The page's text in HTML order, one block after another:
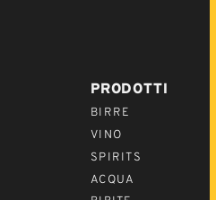
PRODOTTI
BIRRE
VINO
SPIRITS
ACQUA